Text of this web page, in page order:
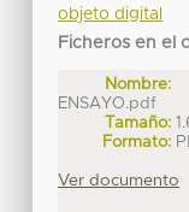
objeto digital
Ficheros en el
Nombre:
ENSAYO.pdf
Tamaño:
Formato:
Ver documento